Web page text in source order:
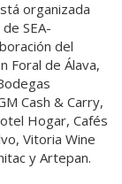
organizada
SEA-
del
Foral de Álava,
Cash & Carry,
Hogar, Cafés
Vitoria Wine
y Artepan.